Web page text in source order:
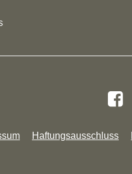
Haftungsausschluss